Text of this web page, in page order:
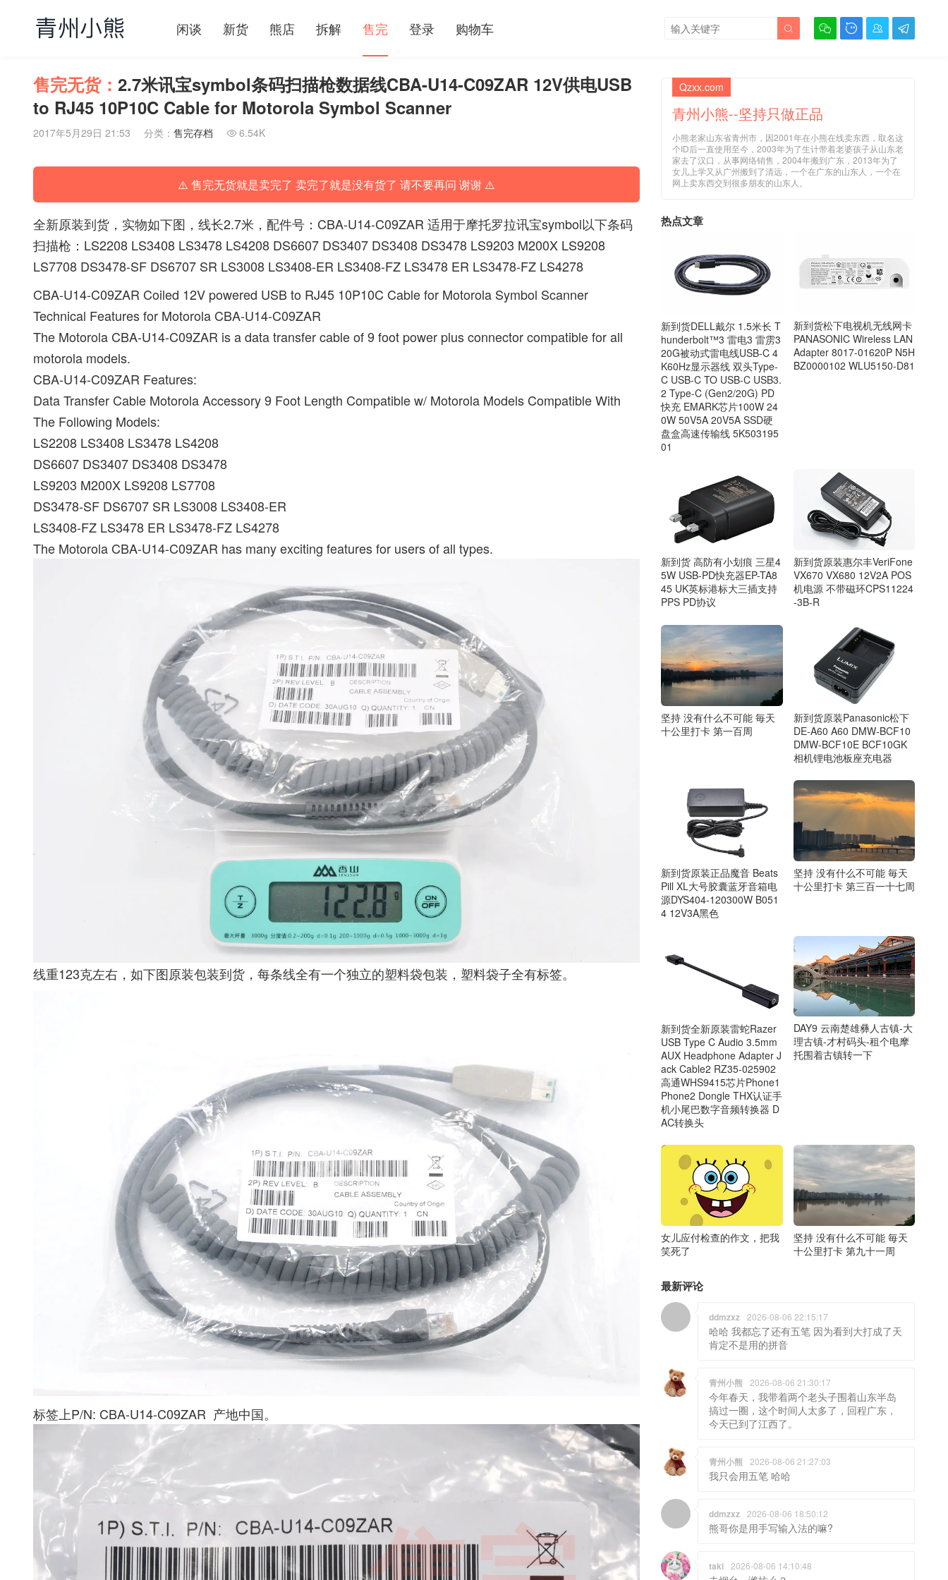
闲谈 新货 熊店 拆解 售完 登录 购物车    

售完无货： 2.7米讯宝symbol条码扫描枪数据线CBA-U14-C09ZAR 12V供电USB
to RJ45 10P10C Cable for Motorola Symbol Scanner
2017年5月29日 21:53 分类： 售完存档  6.54K
⚠️ 售完无货就是卖完了 卖完了就是没有货了 请不要再问 谢谢 ⚠️
全新原装到货，实物如下图，线长2.7米，配件号：CBA-U14-C09ZAR 适用于摩托罗拉讯宝symbol以下条码
扫描枪：LS2208 LS3408 LS3478 LS4208 DS6607 DS3407 DS3408 DS3478 LS9203 M200X LS9208
LS7708 DS3478-SF DS6707 SR LS3008 LS3408-ER LS3408-FZ LS3478 ER LS3478-FZ LS4278
CBA-U14-C09ZAR Coiled 12V powered USB to RJ45 10P10C Cable for Motorola Symbol Scanner
Technical Features for Motorola CBA-U14-C09ZAR
The Motorola CBA-U14-C09ZAR is a data transfer cable of 9 foot power plus connector compatible for all
motorola models.
CBA-U14-C09ZAR Features:
Data Transfer Cable Motorola Accessory 9 Foot Length Compatible w/ Motorola Models Compatible With
The Following Models:
LS2208 LS3408 LS3478 LS4208
DS6607 DS3407 DS3408 DS3478
LS9203 M200X LS9208 LS7708
DS3478-SF DS6707 SR LS3008 LS3408-ER
LS3408-FZ LS3478 ER LS3478-FZ LS4278
The Motorola CBA-U14-C09ZAR has many exciting features for users of all types.
线重123克左右，如下图原装包装到货，每条线全有一个独立的塑料袋包装，塑料袋子全有标签。
标签上P/N: CBA-U14-C09ZAR 产地中国。
Qzxx.com
青州小熊--坚持只做正品
小熊老家山东省青州市，因2001年在小熊在线卖东西，取名这
个ID后一直使用至今，2003年为了生计带着老婆孩子从山东老
家去了汉口，从事网络销售，2004年搬到广东，2013年为了
女儿上学又从广州搬到了清远，一个在广东的山东人，一个在
网上卖东西交到很多朋友的山东人。
热点文章
新到货DELL戴尔 1.5米长 T
hunderbolt™3 雷电3 雷雳3
20G被动式雷电线USB-C 4
K60Hz显示器线 双头Type-
C USB-C TO USB-C USB3.
2 Type-C (Gen2/20G) PD
快充 EMARK芯片100W 24
0W 50V5A 20V5A SSD硬
盘盒高速传输线 5K503195
01
新到货松下电视机无线网卡
PANASONIC Wireless LAN
Adapter 8017-01620P N5H
BZ0000102 WLU5150-D81
新到货 高防有小划痕 三星4
5W USB-PD快充器EP-TA8
45 UK英标港标大三插支持
PPS PD协议
新到货原装惠尔丰VeriFone
VX670 VX680 12V2A POS
机电源 不带磁环CPS11224
-3B-R
坚持 没有什么不可能 毎天
十公里打卡 第一百周
新到货原装Panasonic松下
DE-A60 A60 DMW-BCF10
DMW-BCF10E BCF10GK
相机锂电池板座充电器
新到货原装正品魔音 Beats
Pill XL大号胶囊蓝牙音箱电
源DYS404-120300W B051
4 12V3A黑色
坚持 没有什么不可能 毎天
十公里打卡 第三百一十七周
新到货全新原装雷蛇Razer
USB Type C Audio 3.5mm
AUX Headphone Adapter J
ack Cable2 RZ35-025902
高通WHS9415芯片Phone1
Phone2 Dongle THX认证手
机小尾巴数字音频转换器 D
AC转换头
DAY9 云南楚雄彝人古镇-大
理古镇-才村码头-租个电摩
托围着古镇转一下
女儿应付检查的作文，把我
笑死了
坚持 没有什么不可能 毎天
十公里打卡 第九十一周
最新评论
ddmzxz 2026-08-06 22:15:17
哈哈 我都忘了还有五笔 因为看到大打成了天
肯定不是用的拼音
青州小熊 2026-08-06 21:30:17
今年春天，我带着两个老头子围着山东半岛
搞过一圈，这个时间人太多了，回程广东，
今天已到了江西了。
青州小熊 2026-08-06 21:27:03
我只会用五笔 哈哈
ddmzxz 2026-08-06 18:50:12
熊哥你是用手写输入法的嘛?
taki 2026-08-06 14:10:48